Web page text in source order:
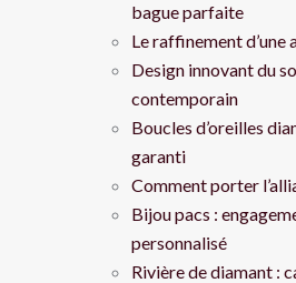
bague parfaite
Le raffinement d’une
Design innovant du
contemporain
Boucles d’oreilles
garanti
Comment porter
Bijou pacs :
personnalisé
Rivière de diamant :